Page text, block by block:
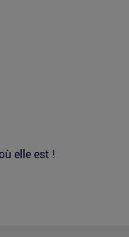
elle est !